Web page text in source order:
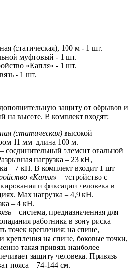
(статическая), 100 м - 1 шт.
муфтовый - 1 шт.
«Капля» - 1 шт.
- 1 шт.
защиту от обрывов и
на высоте. В комплект входят:
(статическая) высокой
11 мм, длина 100 м.
– соединительный элемент овальной
нагрузка – 23 кН,
– 7 кН. В комплект входит 1 шт.
«Капля» – устройство с
и фиксации человека в
Мах нагрузка – 4,9 кН.
– 4 кН.
– система, предназначенная для
работника в зону риска
точек крепления: на спине,
крепления на спине, боковые точки,
такая привязь наиболее
защиту человека. Привязь
пояса – 74-144 см.